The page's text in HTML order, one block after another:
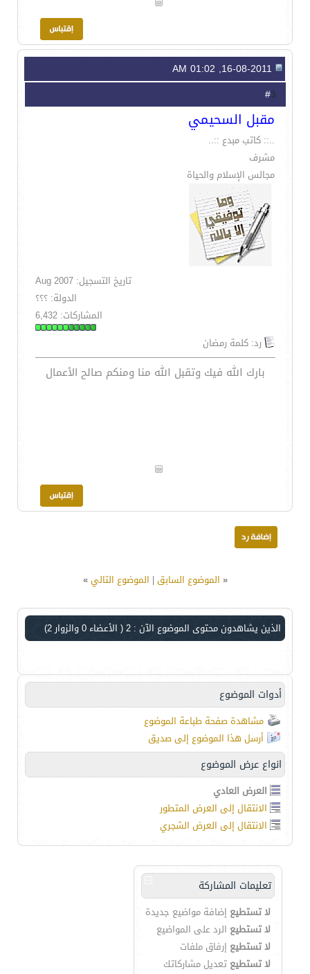
3
مقبل السحيمي
..:: كاتب مبدع ::..
مشرف
مجالس الإسلام والحياة
تاريخ التسجيل: Aug 2007
الدولة: ؟؟؟
المشاركات: 6,432
رد: كلمة رمضان
بارك الله فيك وتقبل الله منا ومنكم صالح الأعمال
« الموضوع السابق| الموضوع التالي»
الذين يشاهدون محتوى الموضوع الآن : 2 ( الأعضاء 0 والزوار 2)
أدوات الموضوع
مشاهدة صفحة طباعة الموضوع
أرسل هذا الموضوع إلى صديق
انواع عرض الموضوع
العرض العادي
الانتقال إلى العرض المتطور
الانتقال إلى العرض الشجري
تعليمات المشاركة
لا تستطيع إضافة مواضيع جديدة
لا تستطيع الرد على المواضيع
لا تستطيع إرفاق ملفات
لا تستطيع تعديل مشاركاتك